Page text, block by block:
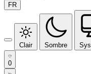
FR
Clair Sombre
0